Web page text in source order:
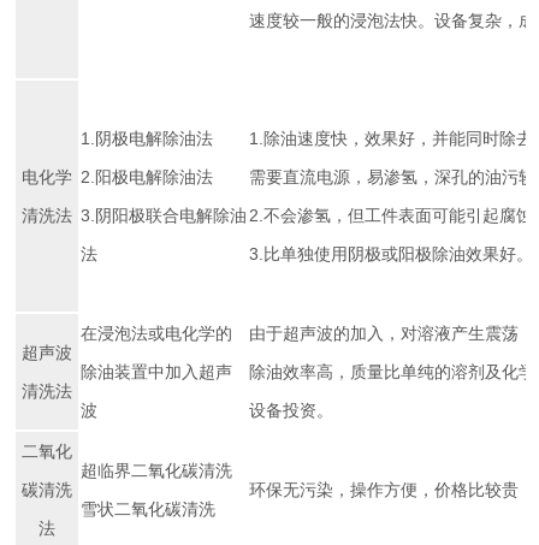
速度较一般的浸泡法快。设备复杂，
电化学
清洗法
1.阴极电解除油法
2.阳极电解除油法
3.阴阳极联合电解除油
法
1.除油速度快，效果好，并能同时除
需要直流电源，易渗氢，深孔的油污
2.不会渗氢，但工件表面可能引起腐蚀
3.比单独使用阴极或阳极除油效果好。
超声波
清洗法
在浸泡法或电化学的
除油装置中加入超声
波
由于超声波的加入，对溶液产生震荡
除油效率高，质量比单纯的溶剂及化
设备投资。
二氧化
碳清洗
法
超临界二氧化碳清洗
雪状二氧化碳清洗
环保无污染，操作方便，价格比较贵